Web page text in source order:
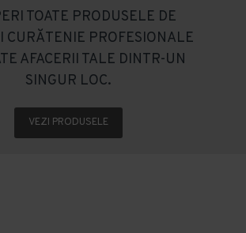
TOATE PRODUSELE DE
CURĂTENIE PROFESIONALE
AFACERII TALE DINTR-UN
SINGUR LOC.
VEZI PRODUSELE